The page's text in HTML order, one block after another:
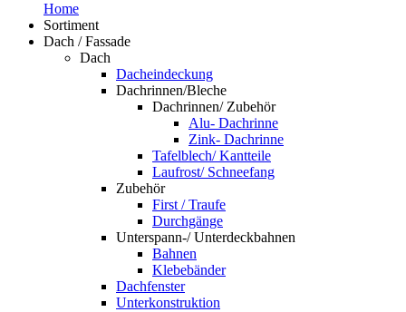
Home
Sortiment
Dach / Fassade
Dach
Dacheindeckung
Dachrinnen/Bleche
Dachrinnen/ Zubehör
Alu- Dachrinne
Zink- Dachrinne
Tafelblech/ Kantteile
Laufrost/ Schneefang
Zubehör
First / Traufe
Durchgänge
Unterspann-/ Unterdeckbahnen
Bahnen
Klebebänder
Dachfenster
Unterkonstruktion